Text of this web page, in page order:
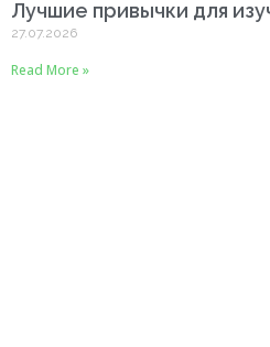
Лучшие привычки для
27.07.2026
Read More »